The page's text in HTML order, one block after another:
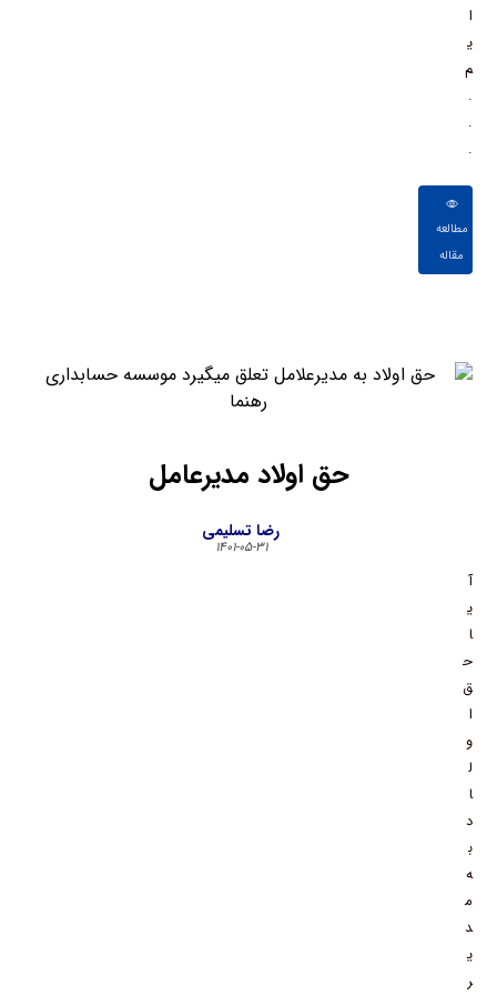
ا
ی
م
.
.
.
مطالعه
مقاله
حق اولاد مدیرعامل
رضا تسلیمی
۱۴۰۱-۰۵-۳۱
آ
ی
ا
ح
ق
ا
و
ل
ا
د
ب
ه
م
د
ی
ر